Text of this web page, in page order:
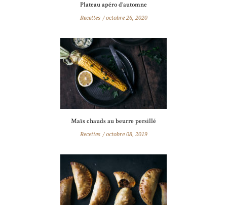
Plateau apéro d’automne
Recettes octobre 26, 2020
Maïs chauds au beurre persillé
Recettes octobre 08, 2019